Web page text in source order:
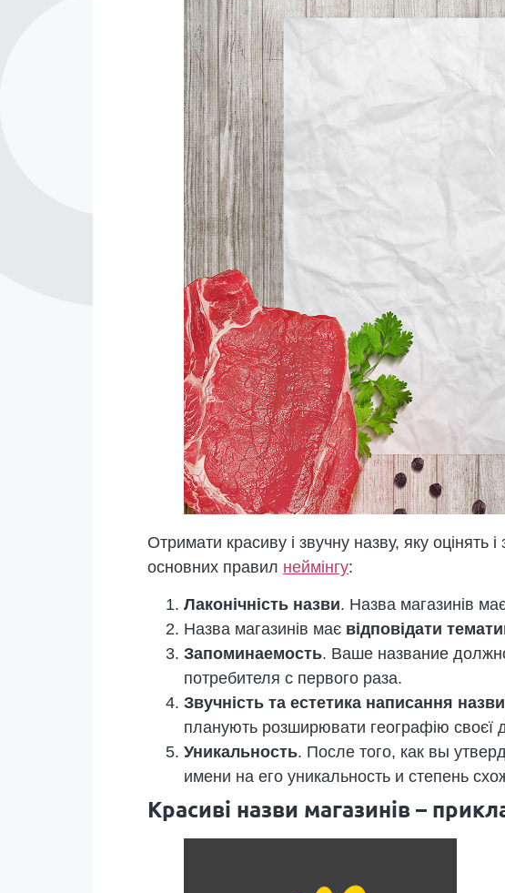
Отримати красиву і звучну назву, яку
основних правил неймінгу:
Лаконічність назви. Назва магазинів
Назва магазинів має відповідати
Запоминаемость. Ваше название
потребителя с первого раза.
Звучність та естетика написання
планують розширювати географію своєї
Уникальность. После того, как вы
имени на его уникальность и степень
Красиві назви магазинів –